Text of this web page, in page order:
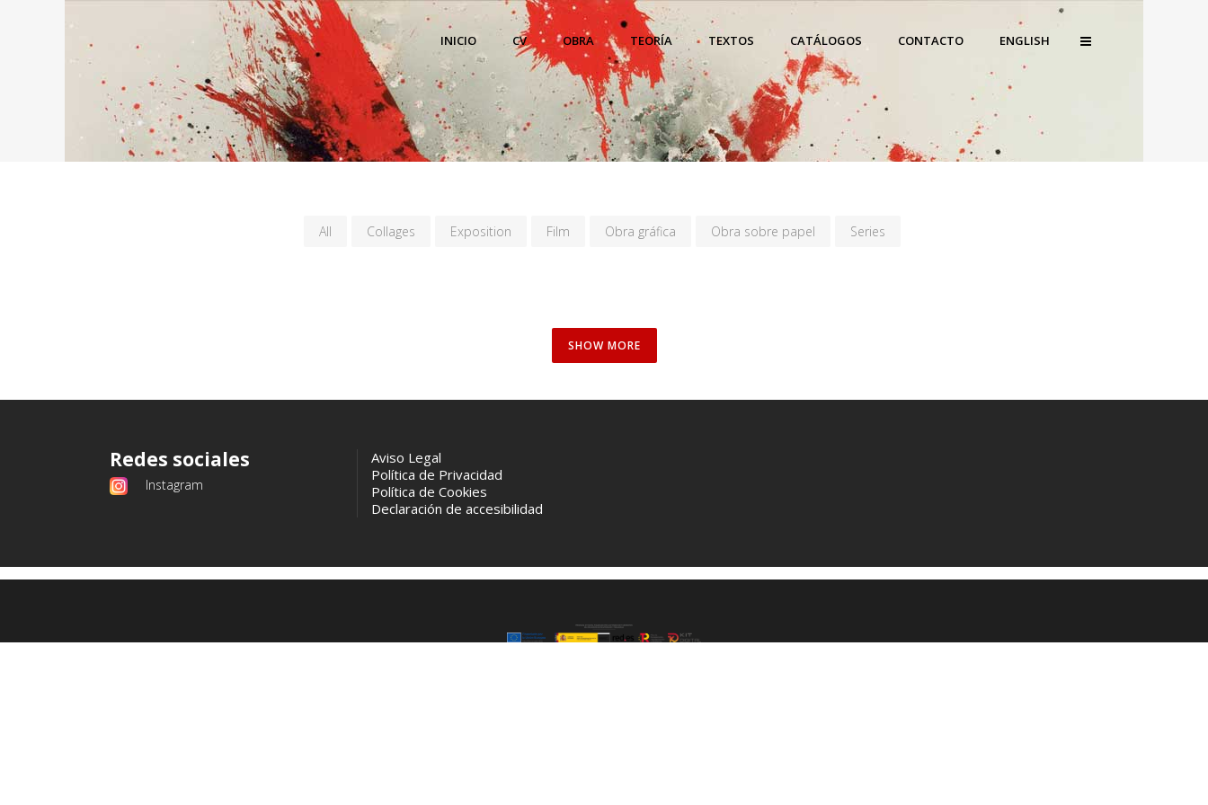
INICIO CV OBRA TEORÍA TEXTOS CATÁLOGOS CONTACTO ENGLISH
All Collages Exposition Film Obra gráfica Obra sobre papel Series
SHOW MORE
Redes sociales
Instagram
Aviso Legal
Política de Privacidad
Política de Cookies
Declaración de accesibilidad